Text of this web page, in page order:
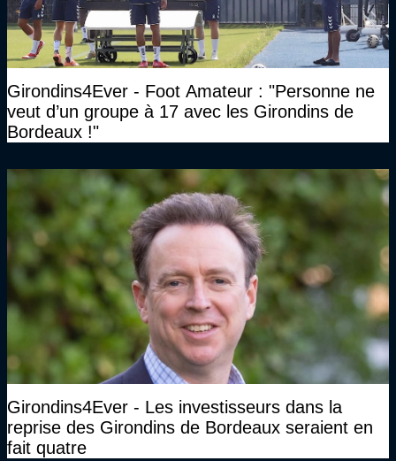
Girondins4Ever - Foot Amateur : "Personne ne
veut d’un groupe à 17 avec les Girondins de
Bordeaux !"
Girondins4Ever - Les investisseurs dans la
reprise des Girondins de Bordeaux seraient en
fait quatre